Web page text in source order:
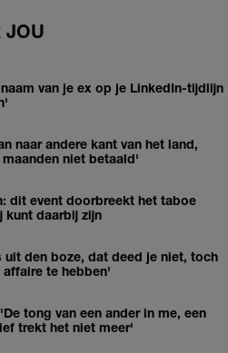
JOU
van je ex op je LinkedIn-tijdlijn
naar andere kant van het land,
niet betaald'
dit event doorbreekt het taboe
kunt daarbij zijn
uit den boze, dat deed je niet, toch
te hebben'
tong van een ander in me, een
trekt het niet meer'